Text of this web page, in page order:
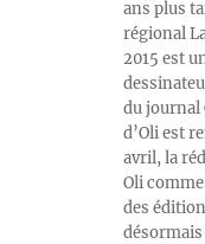
ans plus
régional
2015 est
du journal
d’Oli est
avril, la
Oli
des